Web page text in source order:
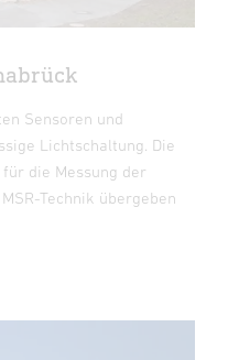
Sensoren und
Lichtschaltung. Die
die Messung der
Technik übergeben